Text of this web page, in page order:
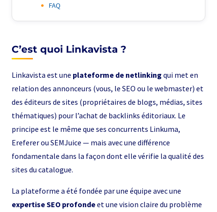
FAQ
C’est quoi Linkavista ?
Linkavista est une plateforme de netlinking qui met en
relation des annonceurs (vous, le SEO ou le webmaster) et
des éditeurs de sites (propriétaires de blogs, médias, sites
thématiques) pour l’achat de backlinks éditoriaux. Le
principe est le même que ses concurrents Linkuma,
Ereferer ou SEMJuice — mais avec une différence
fondamentale dans la façon dont elle vérifie la qualité des
sites du catalogue.
La plateforme a été fondée par une équipe avec une
expertise SEO profondeet une vision claire du problème